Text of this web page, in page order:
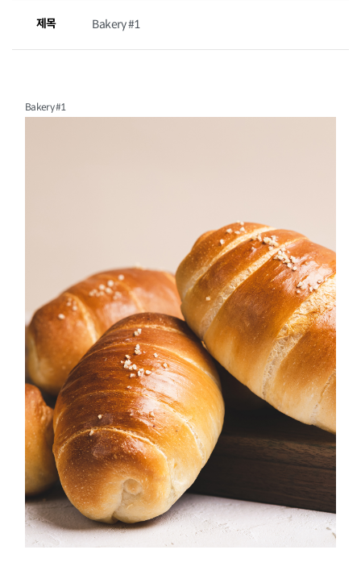
제목 Bakery #1
Bakery #1